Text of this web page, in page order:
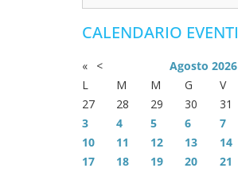
CALENDARIO EVENTI
« < Agosto 2026
L
M M G V
27
28 29 30 31
3
4 5 6 7
10
11 12 13 14
17
18 19 20 21